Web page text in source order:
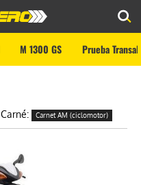
M 1300 GS Prueba
Carné: Carnet AM (ciclomotor)